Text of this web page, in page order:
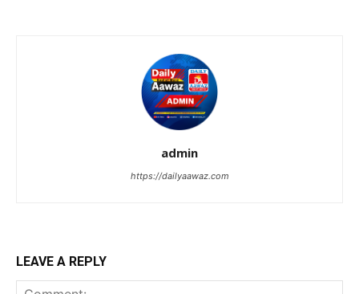
admin
https://dailyaawaz.com
LEAVE A REPLY